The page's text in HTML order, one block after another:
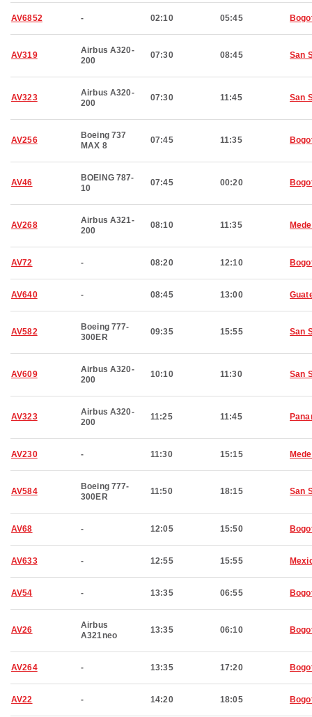
AV6852 - 02:10 05:45
AV319
Airbus A320-
200
07:30 08:45 San
AV323
Airbus A320-
200
07:30 11:45 San
AV256
Boeing 737
MAX 8
07:45 11:35
AV46
BOEING 787-
10
07:45 00:20
AV268
Airbus A321-
200
08:10 11:35
AV72 - 08:20 12:10
AV640 - 08:45 13:00
AV582
Boeing 777-
300ER
09:35 15:55 San
AV609
Airbus A320-
200
10:10 11:30 San
AV323
Airbus A320-
200
11:25 11:45
AV230 - 11:30 15:15
AV584
Boeing 777-
300ER
11:50 18:15 San
AV68 - 12:05 15:50
AV633 - 12:55 15:55
AV54 - 13:35 06:55
AV26
Airbus
A321neo
13:35 06:10
AV264 - 13:35 17:20
AV22 - 14:20 18:05